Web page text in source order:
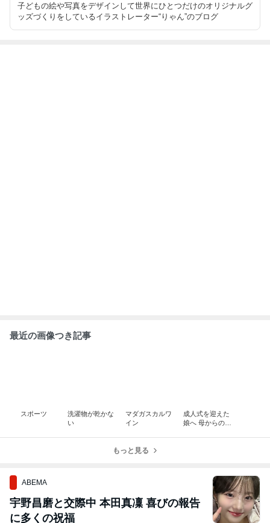
子どもの絵や写真をデザインして世界にひとつだけのオリジナルグ
ッズづくりをしているイラストレーター“りゃん”のブログ
最近の画像つき記事
スポーツ
洗濯物が乾かな
い
マダガスカルワ
イン
成人式を迎えた
娘へ 母からの贈
もっと見る
ABEMA
宇野昌磨と交際中 本田真凜 喜びの報告
に多くの祝福